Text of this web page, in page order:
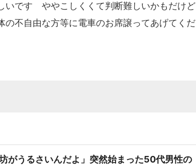
いです ややこしくくて判断難しいかもだけど
の不自由な方等に電車のお席譲ってあげてくだ
がうるさいんだよ」突然始まった50代男性の